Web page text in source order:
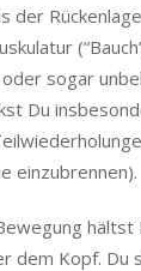
der
sogar
Du
einzubrennen).
hältst
dem Kopf. Du